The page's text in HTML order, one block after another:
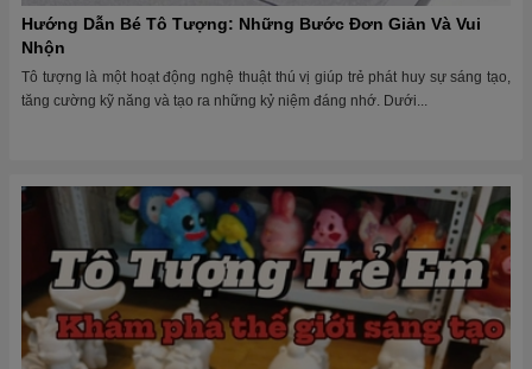
Hướng Dẫn Bé Tô Tượng: Những Bước Đơn Giản Và Vui
Nhộn
Tô tượng là một hoạt động nghệ thuật thú vị giúp trẻ phát huy sự sáng tạo,
tăng cường kỹ năng và tạo ra những kỷ niệm đáng nhớ. Dưới...